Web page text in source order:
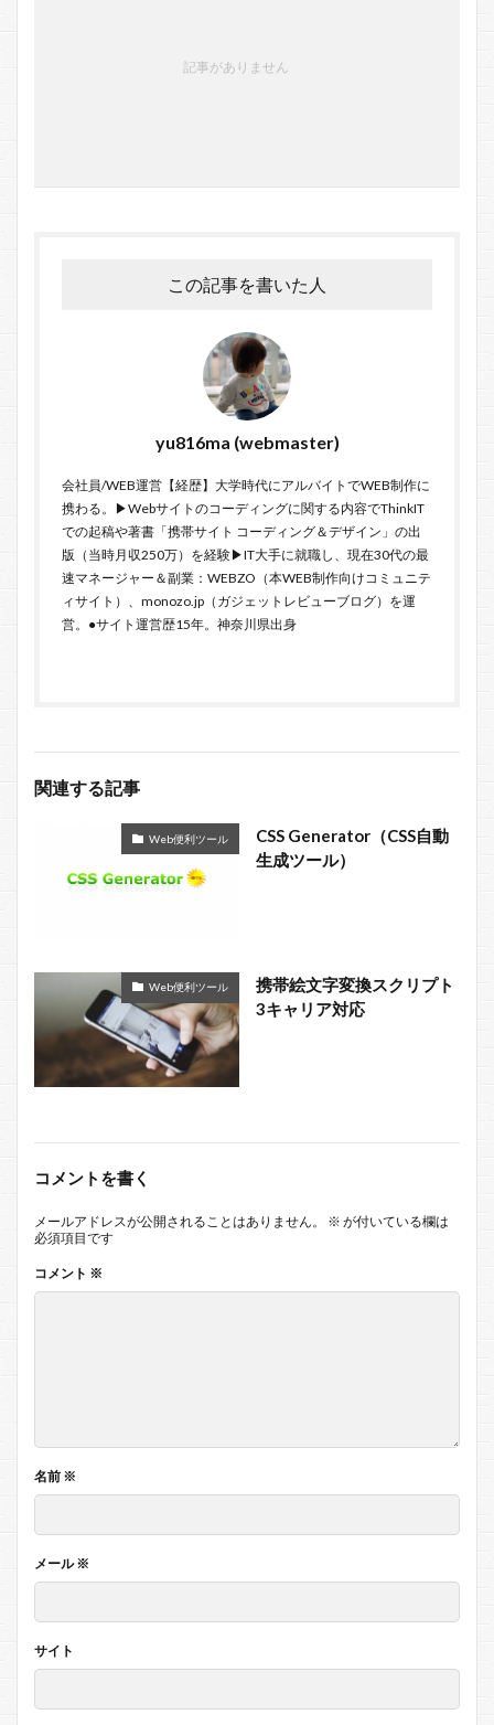
記事がありません
この記事を書いた人
yu816ma (webmaster)
会社員/WEB運営【経歴】大学時代にアルバイトでWEB制作に
携わる。▶Webサイトのコーディングに関する内容でThinkIT
での起稿や著書「携帯サイト コーディング＆デザイン」の出
版（当時月収250万）を経験▶IT大手に就職し、現在30代の最
速マネージャー＆副業：WEBZO（本WEB制作向けコミュニテ
ィサイト）、monozo.jp（ガジェットレビューブログ）を運
営。●サイト運営歴15年。神奈川県出身
関連する記事
Web便利ツール
CSS Generator（CSS自動
生成ツール）
Web便利ツール
携帯絵文字変換スクリプト
3キャリア対応
コメントを書く
メールアドレスが公開されることはありません。 ※ が付いている欄は
必須項目です
コメント ※
名前 ※
メール※
サイト